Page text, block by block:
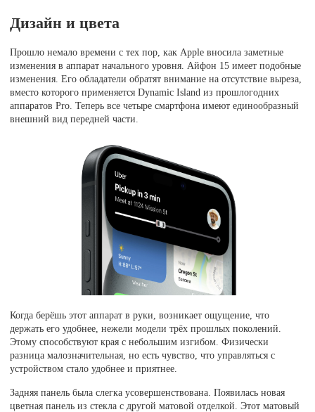
Дизайн и цвета
Прошло немало времени с тех пор, как Apple вносила заметные
изменения в аппарат начального уровня. Айфон 15 имеет подобные
изменения. Его обладатели обратят внимание на отсутствие выреза,
вместо которого применяется Dynamic Island из прошлогодних
аппаратов Pro. Теперь все четыре смартфона имеют единообразный
внешний вид передней части.
Когда берёшь этот аппарат в руки, возникает ощущение, что
держать его удобнее, нежели модели трёх прошлых поколений.
Этому способствуют края с небольшим изгибом. Физически
разница малозначительная, но есть чувство, что управляться с
устройством стало удобнее и приятнее.
Задняя панель была слегка усовершенствована. Появилась новая
цветная панель из стекла с другой матовой отделкой. Этот матовый